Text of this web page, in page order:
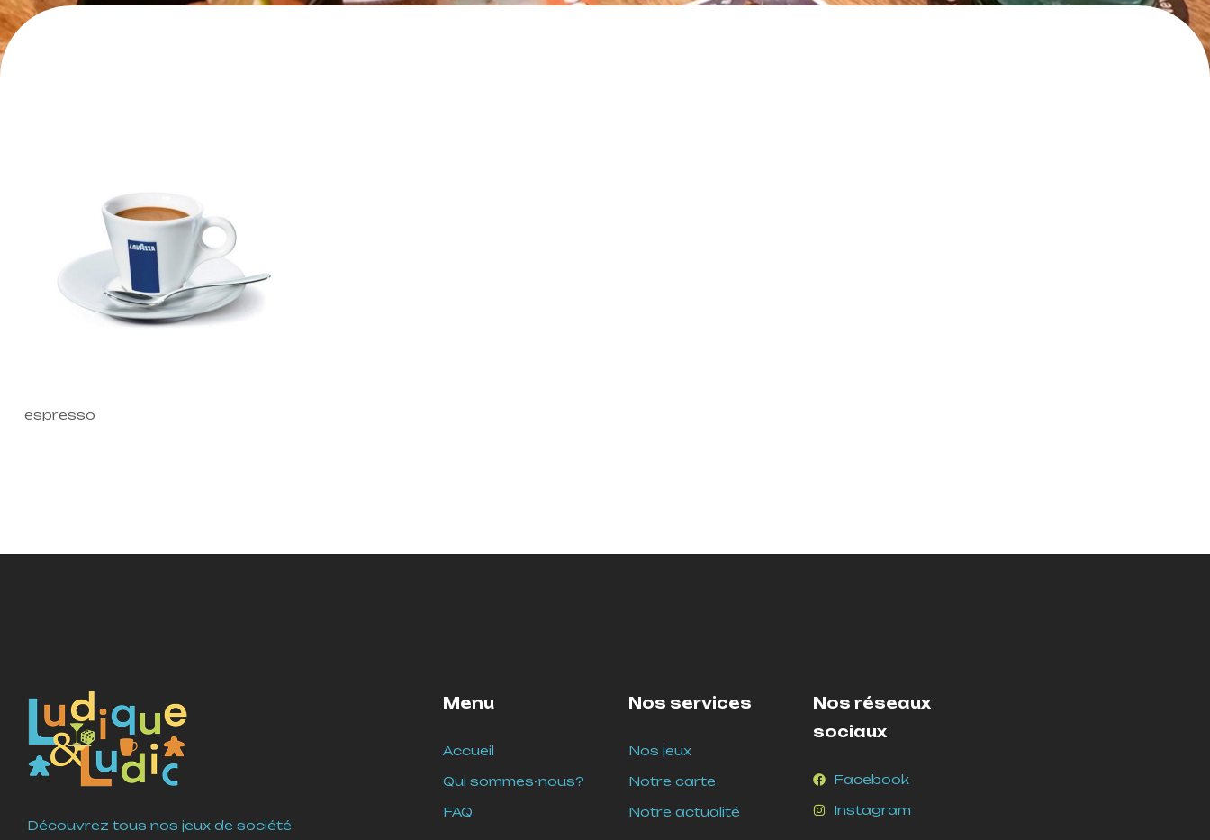
espresso
Découvrez tous nos jeux de société
Menu
Accueil
Qui sommes-nous?
FAQ
Nos services
Nos jeux
Notre carte
Notre actualité
Nos réseaux
sociaux
Facebook
Instagram